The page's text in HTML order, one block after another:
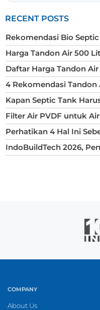
RECENT POSTS
Rekomendasi Bio
Harga Tandon Air 500
Daftar Harga Tandon
4 Rekomendasi
Kapan Septic Tank
Filter Air PVDF untuk
Perhatikan 4 Hal Ini
IndoBuildTech 2026,
COMPANY
About Us